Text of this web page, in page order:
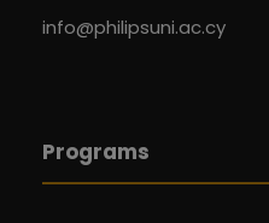
info@philipsuni.ac.cy
Programs